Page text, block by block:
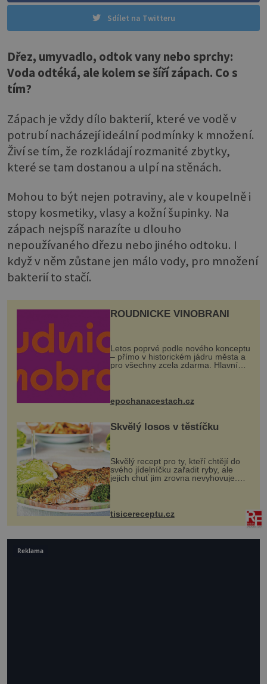
Sdílet na Twitteru
Dřez, umyvadlo, odtok vany nebo sprchy:
Voda odtéká, ale kolem se šíří zápach. Co s
tím?
Zápach je vždy dílo bakterií, které ve vodě v
potrubí nacházejí ideální podmínky k množení.
Živí se tím, že rozkládají rozmanité zbytky,
které se tam dostanou a ulpí na stěnách.
Mohou to být nejen potraviny, ale v koupelně i
stopy kosmetiky, vlasy a kožní šupinky. Na
zápach nejspíš narazíte u dlouho
nepoužívaného dřezu nebo jiného odtoku. I
když v něm zůstane jen málo vody, pro množení
bakterií to stačí.
ROUDNICKÉ VINOBRANÍ
Letos poprvé podle nového konceptu
– přímo v historickém jádru města a
pro všechny zcela zdarma. Hlavní
program se odehraje na Karlově a
mohou těšit na víno, burčák, pes...
epochanacestach.cz
Skvělý losos v těstíčku
Skvělý recept pro ty, kteří chtějí do
svého jídelníčku zařadit ryby, ale
jejich chuť jim zrovna nevyhovuje.
Losos je samozřejmě taky ryba, ale v
tomto případě si na to nikdo ani
nevzpomene. Ingredienc...
tisicereceptu.cz
Reklama